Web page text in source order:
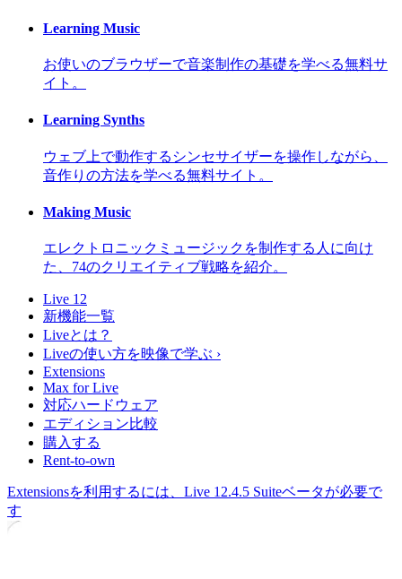
Learning Music
お使いのブラウザーで音楽制作の基礎を学べる無料サ
イト。
Learning Synths
ウェブ上で動作するシンセサイザーを操作しながら、
音作りの方法を学べる無料サイト。
Making Music
エレクトロニックミュージックを制作する人に向け
た、74のクリエイティブ戦略を紹介。
Live 12
新機能一覧
Liveとは？
Liveの使い方を映像で学ぶ ›
Extensions
Max for Live
対応ハードウェア
エディション比較
購入する
Rent-to-own
Extensionsを利用するには、Live 12.4.5 Suiteベータが必要で
す